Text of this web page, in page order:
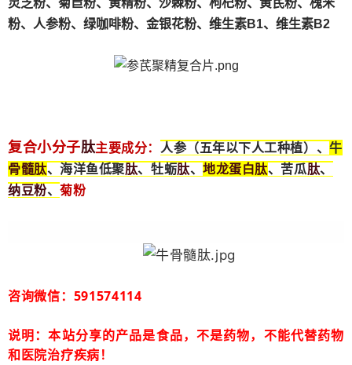
粉、人参粉、绿咖啡粉、金银花粉、维生素B1、维生素B2
复合小分子肽主要成分： 人参（五年以下人工种植）、牛
骨髓肽、海洋鱼低聚肽、牡蛎肽、地龙蛋白肽、苦瓜肽、
纳豆粉、菊粉
咨询微信：591574114
说明：本站分享的产品是食品，不是药物，不能代替药物
和医院治疗疾病！